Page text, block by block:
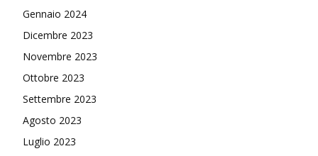
Gennaio 2024
Dicembre 2023
Novembre 2023
Ottobre 2023
Settembre 2023
Agosto 2023
Luglio 2023